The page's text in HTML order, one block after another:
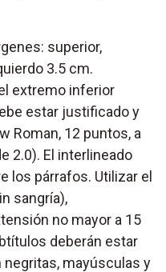
superior,
3.5 cm.
extremo inferior
estar justificado y
Roman, 12 puntos, a
2.0). El interlineado
los párrafos. Utilizar el
sangría),
no mayor a 15
deberán estar
negritas, mayúsculas y